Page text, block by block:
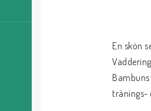
En skön
tränings-